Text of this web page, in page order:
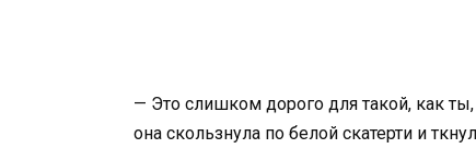
— Это слишком дорого для такой, как
она скользнула по белой скатерти и